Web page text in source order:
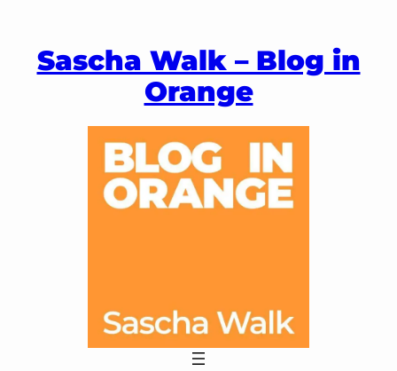
springen
Sascha Walk – Blog in
Orange